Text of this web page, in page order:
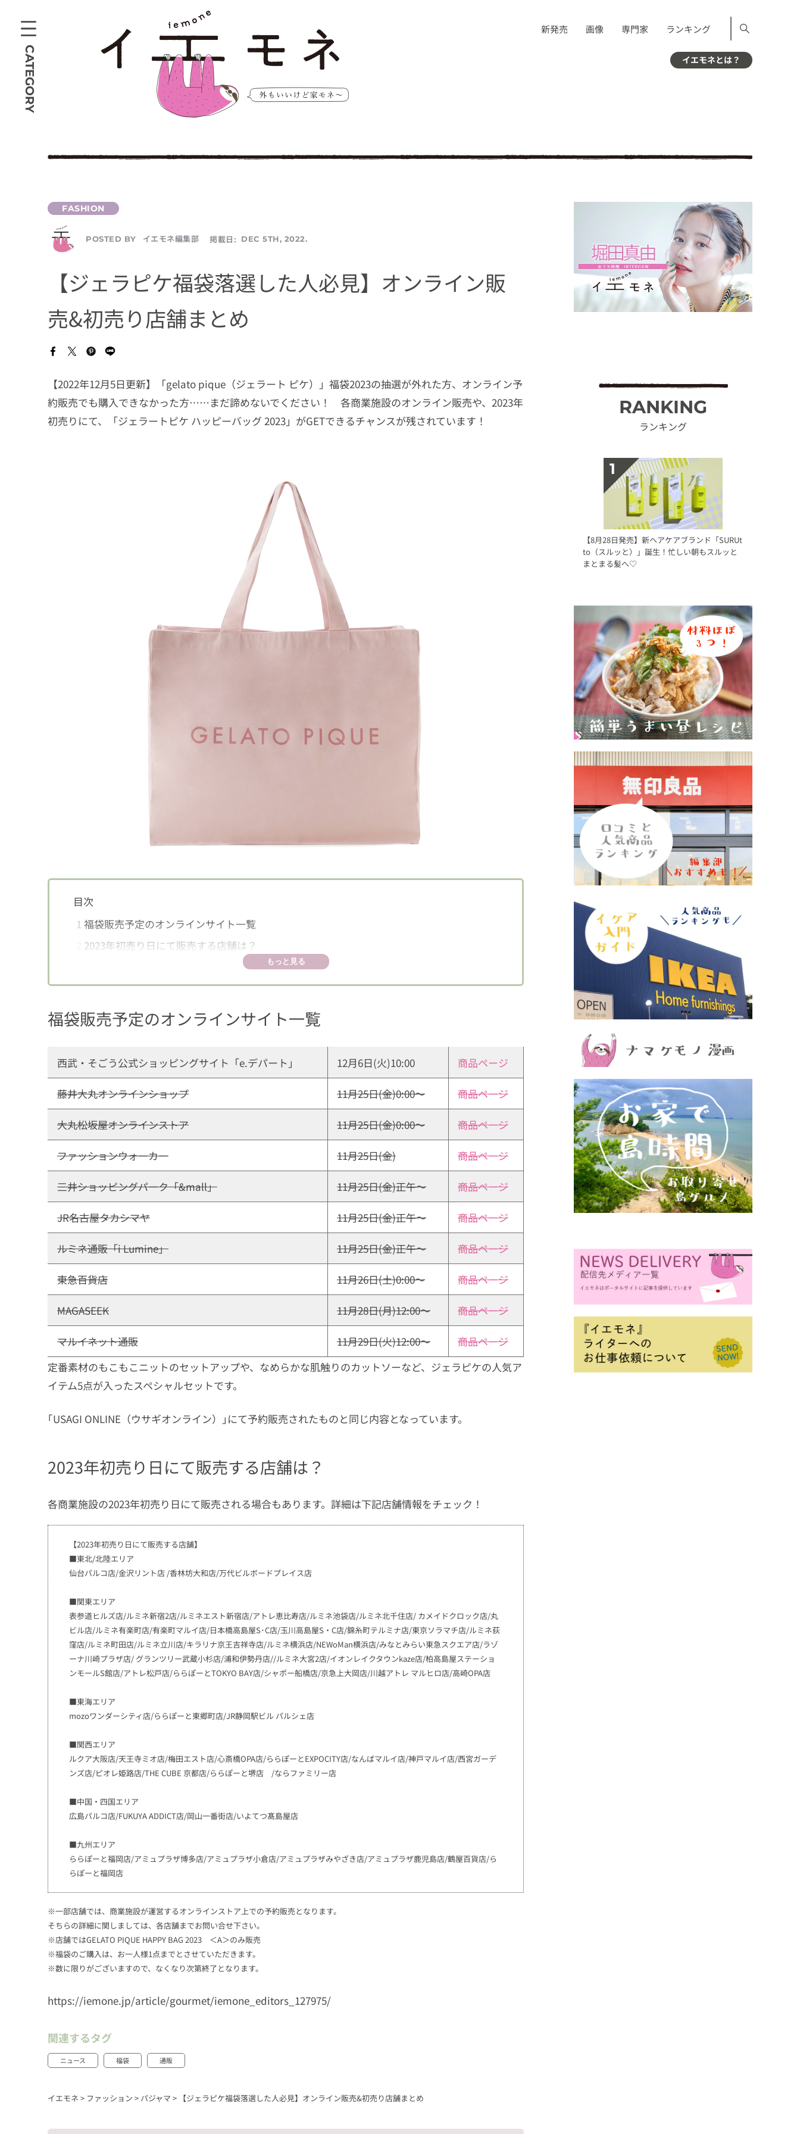
CATEGORY
新発売 画像 専門家 ランキング
イエモネとは？
POSTED BY イエモネ編集部 掲載日: DEC 5TH, 2022.
【ジェラピケ福袋落選した人必見】オンライン販
売&初売り店舗まとめ
【2022年12月5日更新】「gelato pique（ジェラート ピケ）」福袋2023の抽選が外れた方、オンライン予
約販売でも購入できなかった方……まだ諦めないでください！ 各商業施設のオンライン販売や、2023年
初売りにて、「ジェラートピケ ハッピーバッグ 2023」がGETできるチャンスが残されています！
目次
1 福袋販売予定のオンラインサイト一覧
2 2023年初売り日にて販売する店舗は？
もっと見る
福袋販売予定のオンラインサイト一覧
西武・そごう公式ショッピングサイト「e.デパート」 12月6日(火)10:00 商品ページ
藤井大丸オンラインショップ 11月25日(金)0:00〜 商品ページ
大丸松坂屋オンラインストア 11月25日(金)0:00〜 商品ページ
ファッションウォーカー 11月25日(金) 商品ページ
三井ショッピングパーク「&mall」 11月25日(金)正午〜 商品ページ
JR名古屋タカシマヤ 11月25日(金)正午〜 商品ページ
ルミネ通販「i Lumine」 11月25日(金)正午〜 商品ページ
東急百貨店 11月26日(土)0:00〜 商品ページ
MAGASEEK 11月28日(月)12:00〜 商品ページ
マルイネット通販 11月29日(火)12:00〜
商品ページ
定番素材のもこもこニットのセットアップや、なめらかな肌触りのカットソーなど、ジェラピケの人気ア
イテム5点が入ったスペシャルセットです。
｢USAGI ONLINE（ウサギオンライン）｣にて予約販売されたものと同じ内容となっています。
2023年初売り日にて販売する店舗は？
各商業施設の2023年初売り日にて販売される場合もあります。詳細は下記店舗情報をチェック！
【2023年初売り日にて販売する店舗】
■東北/北陸エリア
仙台パルコ店/金沢リント店 /香林坊大和店/万代ビルボードプレイス店
■関東エリア
表参道ヒルズ店/ルミネ新宿2店/ルミネエスト新宿店/アトレ恵比寿店/ルミネ池袋店/ルミネ北千住店/ カメイドクロック店/丸
ビル店/ルミネ有楽町店/有楽町マルイ店/日本橋高島屋S･C店/玉川高島屋S・C店/錦糸町テルミナ店/東京ソラマチ店/ルミネ荻
窪店/ルミネ町田店/ルミネ立川店/キラリナ京王吉祥寺店/ルミネ横浜店/NEWoMan横浜店/みなとみらい東急スクエア店/ラゾ
ーナ川崎プラザ店/ グランツリー武蔵小杉店/浦和伊勢丹店//ルミネ大宮2店/イオンレイクタウンkaze店/柏高島屋ステーショ
ンモールS館店/アトレ松戸店/ららぽーとTOKYO BAY店/シャポー船橋店/京急上大岡店/川越アトレ マルヒロ店/高崎OPA店
■東海エリア
mozoワンダーシティ店/ららぽーと東郷町店/JR静岡駅ビル パルシェ店
■関西エリア
ルクア大阪店/天王寺ミオ店/梅田エスト店/心斎橋OPA店/ららぽーとEXPOCITY店/なんばマルイ店/神戸マルイ店/西宮ガーデ
ンズ店/ピオレ姫路店/THE CUBE 京都店/ららぽーと堺店 /ならファミリー店
■中国・四国エリア
広島パルコ店/FUKUYA ADDICT店/岡山一番街店/いよてつ髙島屋店
■九州エリア
ららぽーと福岡店/アミュプラザ博多店/アミュプラザ小倉店/アミュプラザみやざき店/アミュプラザ鹿児島店/鶴屋百貨店/ら
らぽーと福岡店
※一部店舗では、商業施設が運営するオンラインストア上での予約販売となります。
そちらの詳細に関しましては、各店舗までお問い合せ下さい。
※店舗ではGELATO PIQUE HAPPY BAG 2023 ＜A＞のみ販売
※福袋のご購入は、お一人様1点までとさせていただきます。
※数に限りがございますので、なくなり次第終了となります。
https://iemone.jp/article/gourmet/iemone_editors_127975/
関連するタグ
ニュース 福袋 通販
イエモネ > ファッション > パジャマ > 【ジェラピケ福袋落選した人必見】オンライン販売&初売り店舗まとめ
RANKING
ランキング
【8月28日発売】新ヘアケアブランド「SURUt
to（スルッと）」誕生！忙しい朝もスルッと
まとまる髪へ♡